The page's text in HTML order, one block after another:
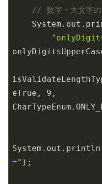
// 数字・大文字の
eTrue, 9 ,
=" );